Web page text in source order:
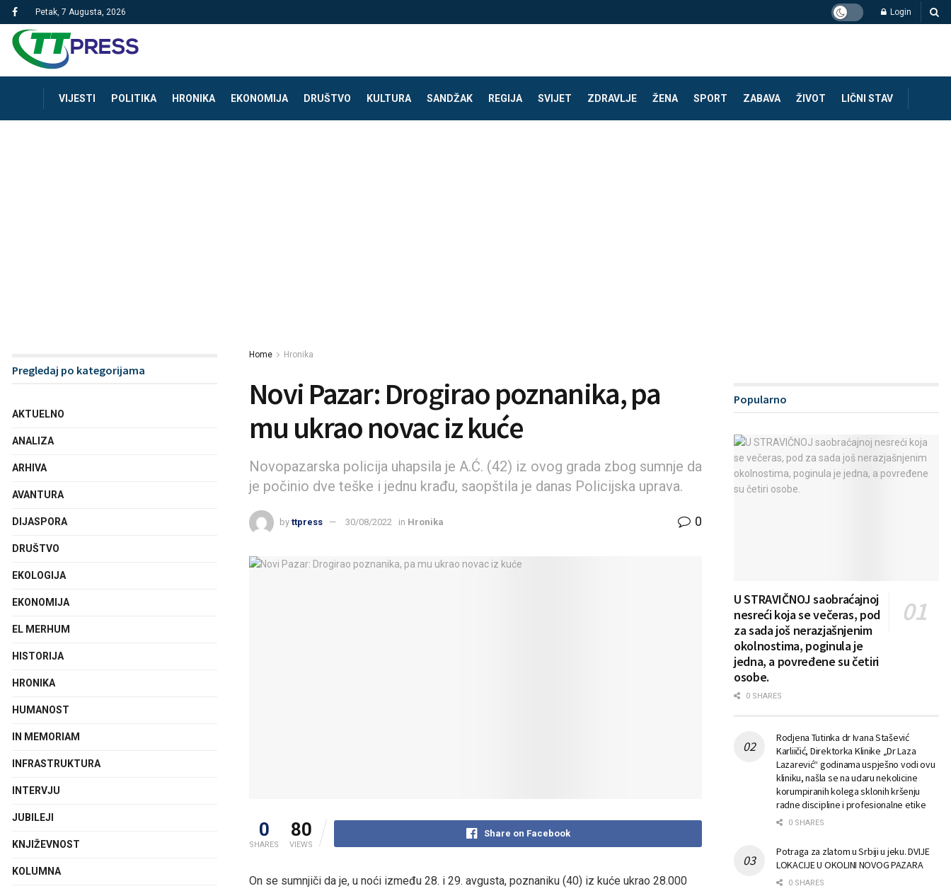
Petak, 7 Augusta, 2026 Login
VIJESTI POLITIKA HRONIKA EKONOMIJA DRUŠTVO KULTURA SANDŽAK REGIJA SVIJET ZDRAVLJE ŽENA SPORT ZABAVA ŽIVOT LIČNI STAV
Home Hronika
Novi Pazar: Drogirao poznanika, pa
mu ukrao novac iz kuće
Novopazarska policija uhapsila je A.Ć. (42) iz ovog grada zbog sumnje da
je počinio dve teške i jednu krađu, saopštila je danas Policijska uprava.
by ttpress 30/08/2022 in Hronika 0
0
SHARES
80
VIEWS
Share on Facebook
On se sumnjiči da je, u noći između 28. i 29. avgusta, poznaniku (40) iz kuće ukrao 28.000
Pregledaj po kategorijama
AKTUELNO
ANALIZA
ARHIVA
AVANTURA
DIJASPORA
DRUŠTVO
EKOLOGIJA
EKONOMIJA
EL MERHUM
HISTORIJA
HRONIKA
HUMANOST
IN MEMORIAM
INFRASTRUKTURA
INTERVJU
JUBILEJI
KNJIŽEVNOST
KOLUMNA
Popularno
U STRAVIČNOJ saobraćajnoj
nesreći koja se večeras, pod
za sada još nerazjašnjenim
okolnostima, poginula je
jedna, a povređene su četiri
osobe.
0 SHARES
Rodjena Tutinka dr Ivana Stašević
Karliičić, Direktorka Klinike „Dr Laza
Lazarević“ godinama uspješno vodi ovu
kliniku, našla se na udaru nekolicine
korumpiranih kolega sklonih kršenju
radne discipline i profesionalne etike
0 SHARES
Potraga za zlatom u Srbiji u jeku. DVIJE
LOKACIJE U OKOLINI NOVOG PAZARA
0 SHARES